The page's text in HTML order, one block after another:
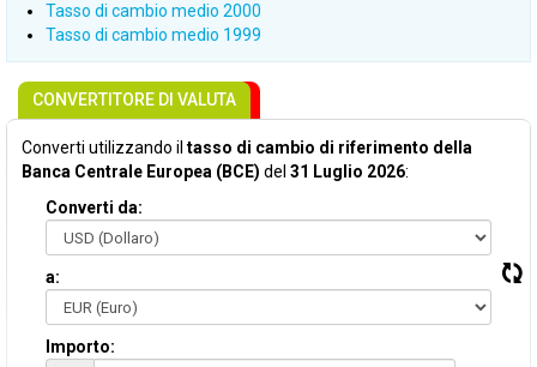
Tasso di cambio medio 2000
Tasso di cambio medio 1999
CONVERTITORE DI VALUTA
Converti utilizzando il tasso di cambio di riferimento della
Banca Centrale Europea (BCE) del 31 Luglio 2026:
Converti da:
a:
Importo: